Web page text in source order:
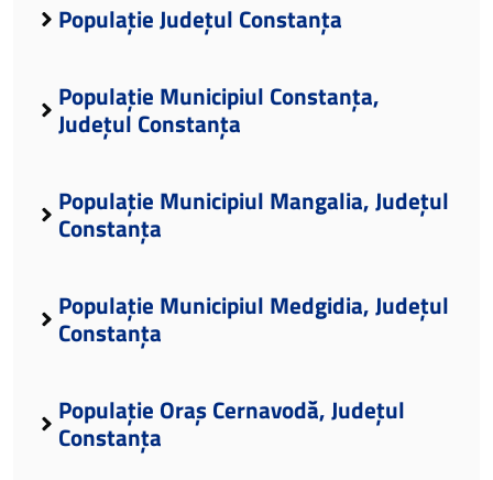
Populație Județul Constanța
Populație Municipiul Constanța,
Județul Constanța
Populație Municipiul Mangalia, Județul
Constanța
Populație Municipiul Medgidia, Județul
Constanța
Populație Oraș Cernavodă, Județul
Constanța